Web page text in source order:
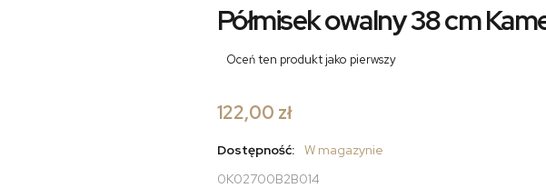
Półmisek owalny 38 cm
Oceń ten produkt jako pierwszy
122,00 zł
Dostępność:
W magazynie
0K02700B2B014